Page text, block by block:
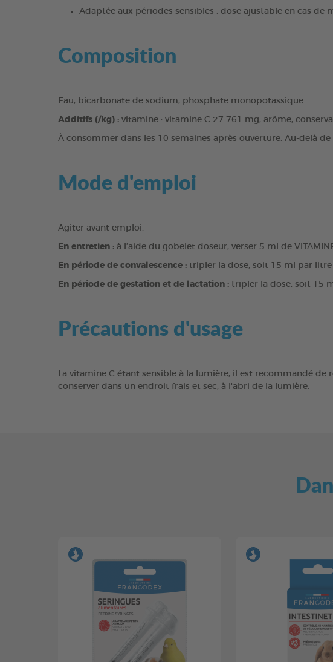
Adaptée aux périodes sensibles : dose ajustable en cas de
Composition
Eau, bicarbonate de sodium, phosphate monopotassique.
Additifs (/kg) : vitamine : vitamine C 27 761 mg, arôme,
À consommer dans les 10 semaines après ouverture. Au-delà
Mode d'emploi
Agiter avant emploi.
En entretien : à l’aide du gobelet doseur, verser 5 ml de
En période de convalescence : tripler la dose, soit 15 ml par litre
En période de gestation et de lactation : tripler la dose, soit 15
Précautions d'usage
La vitamine C étant sensible à la lumière, il est recommandé
conserver dans un endroit frais et sec, à l'abri de la lumière.